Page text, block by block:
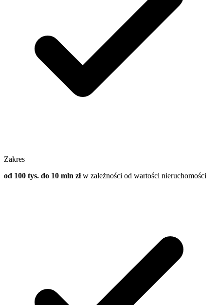
Zakres
od 100 tys. do 10 mln złw zależności od wartości nieruchomości